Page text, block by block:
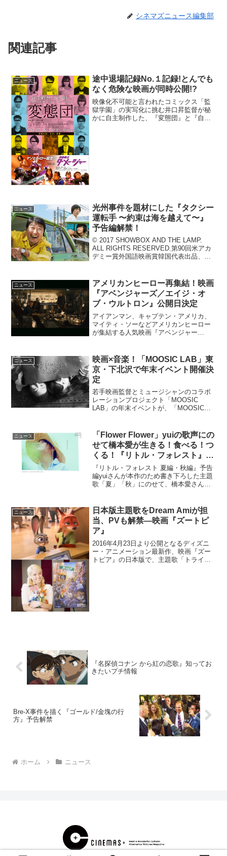
シネマズニュース編集部
関連記事
ニュース
途中退場記録No.１記録!とんでも
なく危険な映画が同時公開!?
映像化不可能と言われたコミックス「監
獄学園」の実写化に挑む井口昇監督が秘
かに自主制作した、『変態団』と『自傷
ニュース
光州事件を題材にした『タクシー
運転手 〜約束は海を越えて〜』
予告編解禁！
© 2017 SHOWBOX AND THE LAMP.
ALL RIGHTS RESERVED.第90回米アカ
デミー賞外国語映画賞韓国代表出品、名
年4月...
ニュース
アメリカンヒーロー再集結！映画
『アベンジャーズ／エイジ・オ
ブ・ウルトロン』公開日決定
アイアンマン、キャプテン・アメリカ、
マイティ・ソーなどアメリカンヒーロー
が集結する人気映画『アベンジャー
日（土）に公開されることが決定した。
アベンジャーズ、今度の...
ニュース
映画×音楽！「MOOSIC LAB」東
京・下北沢で年末イベント開催決
定
若手映画監督とミュージシャンのコラボ
レーションプロジェクト「MOOSIC
LAB」の年末イベントが、「MOOSIC
京・下北沢GARDEN...
ニュース
「Flower Flower」yuiの歌声にの
せて橋本愛が生きる！食べる！つ
くる！『リトル・フォレスト』予
告編動画公開♪
『リトル・フォレスト 夏編・秋編』予告
編yuiさんが本作のため書き下ろした主題
歌「夏」「秋」にのせて、橋本愛さん
予告編動画が完成♪自然の中で手間ひまを
かけた四季折々の収...
ニュース
日本版主題歌をDream Amiが担
当、PVも解禁―映画『ズートピ
ア』
2016年4月23日より公開となるディズニ
ー・アニメーション最新作、映画『ズー
トピア』の日本版で、主題歌「トライ・
『名探偵コナン から紅の恋歌』知ってお
きたいプチ情報
Bre-X事件を描く『ゴールド/金塊の行
方』予告解禁
ホーム ニュース